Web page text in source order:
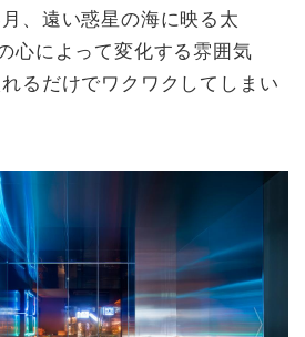
、遠い惑星の海に映る太
心によって変化する雰囲気
るだけでワクワクしてしまい